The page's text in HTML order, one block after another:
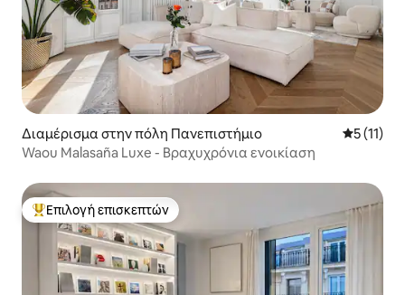
Διαμέρισμα στην πόλη Πανεπιστήμιο Μέση
5 (11)
Waou Malasaña Luxe - Βραχυχρόνια ενοικίαση
Κορυφαία επιλογή επισκεπτών
Επιλογή επισκεπτών